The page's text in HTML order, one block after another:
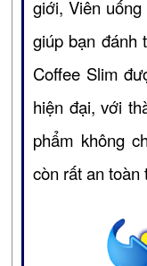
giới, Viên
giúp bạn đánh
Coffee Slim
hiện đại, với
phẩm không
còn rất an